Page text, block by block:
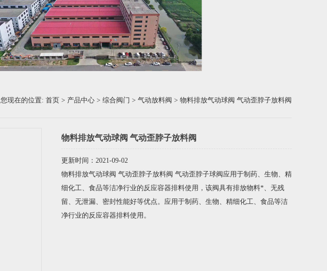
您现在的位置: 首页 > 产品中心 > 综合阀门 > 气动放料阀 > 物料排放气动球阀 气动歪脖子放料阀
物料排放气动球阀 气动歪脖子放料阀
更新时间：2021-09-02
物料排放气动球阀 气动歪脖子放料阀 气动歪脖子球阀应用于制药、生物、精
细化工、食品等洁净行业的反应容器排料使用，该阀具有排放物料*、无残
留、无泄漏、密封性能好等优点。应用于制药、生物、精细化工、食品等洁
净行业的反应容器排料使用。